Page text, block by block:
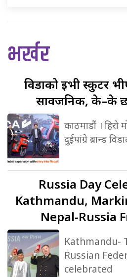
भर्खर
विडाकोईभी स्कुटर
सार्वजनिक, के–के
काठमाडौं । हिरो
दुईपांग्रे ब्रान्ड
Russia Day
Kathmandu,
Nepal-Russia
Kathmandu-
Russian
celebrated